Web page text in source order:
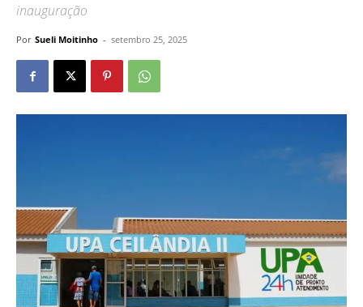
inauguração
Por Sueli Moitinho - setembro 25, 2025